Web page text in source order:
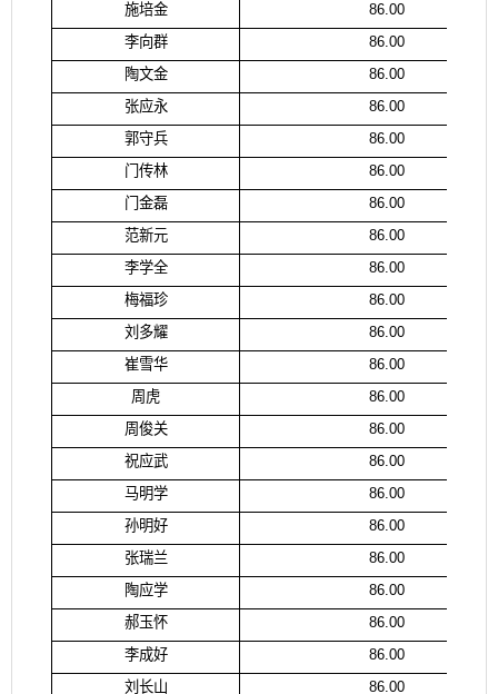
施培金
86.00
李向群
86.00
陶文金
86.00
张应永
86.00
郭守兵
86.00
门传林
86.00
门金磊
86.00
范新元
86.00
李学全
86.00
梅福珍
86.00
刘多耀
86.00
崔雪华
86.00
周虎
86.00
周俊关
86.00
祝应武
86.00
马明学
86.00
孙明好
86.00
张瑞兰
86.00
陶应学
86.00
郝玉怀
86.00
李成好
86.00
刘长山
86.00